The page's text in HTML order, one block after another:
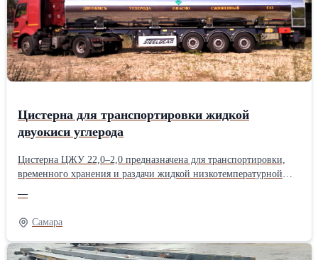
Цистерна для транспортировки жидкой
двуокиси углерода
Цистерна ЦЖУ 22,0–2,0 предназначена для транспортировки,
временного хранения и раздачи жидкой низкотемпературной
поставщиков к предприятиям – потребителям при эксплуатации
по всем дорогам общей сети России и СНГ.
—
Самара